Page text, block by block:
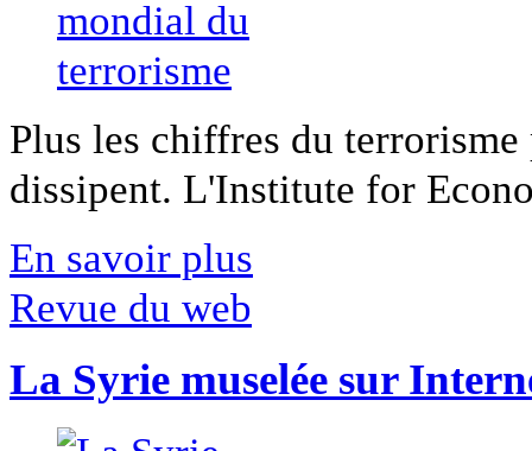
Plus les chiffres du
dissipent. L'Institute for
En savoir plus
Revue du web
La Syrie muselée sur